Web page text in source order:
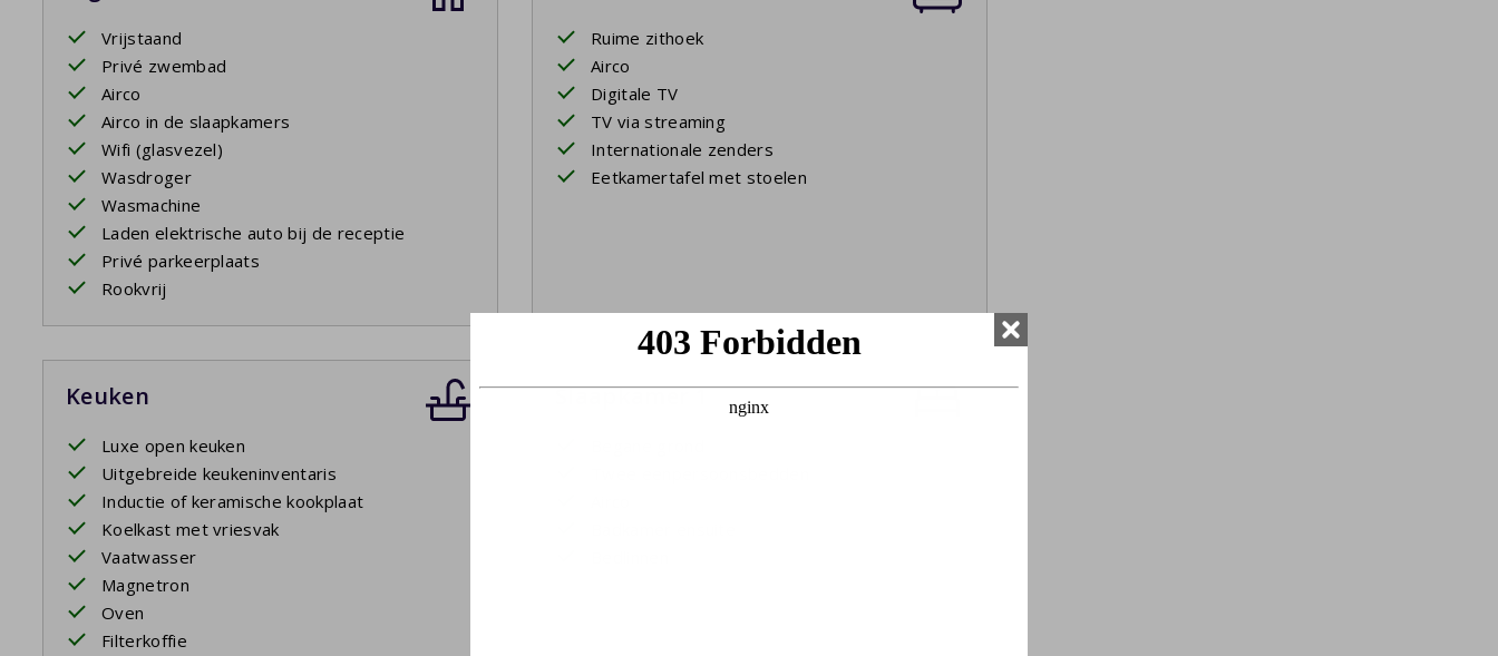
Vrijstaand
Privé zwembad
Airco
Airco in de slaapkamers
Wifi (glasvezel)
Wasdroger
Wasmachine
Laden elektrische auto bij de receptie
Privé parkeerplaats
Rookvrij
Ruime zithoek
Airco
Digitale TV
TV via streaming
Internationale zenders
Eetkamertafel met stoelen
Keuken
Luxe open keuken
Uitgebreide keukeninventaris
Inductie of keramische kookplaat
Koelkast met vriesvak
Vaatwasser
Magnetron
Oven
Filterkoffie
Slaapkamer 1